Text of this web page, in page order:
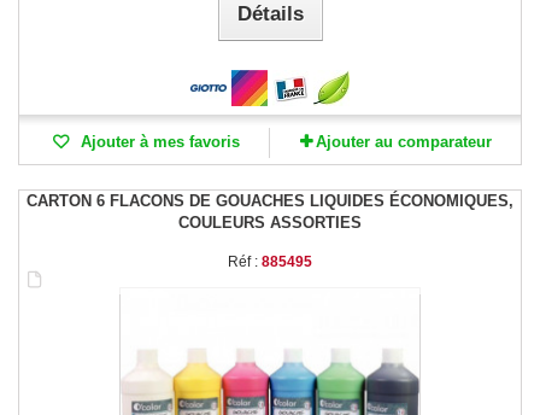
Détails
Ajouter à mes favoris Ajouter au comparateur
CARTON 6 FLACONS DE GOUACHES LIQUIDES ÉCONOMIQUES,
COULEURS ASSORTIES
Réf : 885495